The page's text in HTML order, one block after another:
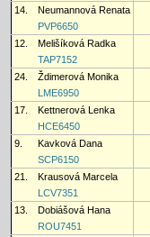
14.
Neumannová Renata
PVP6650
12.
Melišíková Radka
TAP7152
24.
Ždimerová Monika
LME6950
17.
Kettnerová Lenka
HCE6450
9.
Kavková Dana
SCP6150
21.
Krausová Marcela
LCV7351
13.
Dobiášová Hana
ROU7451